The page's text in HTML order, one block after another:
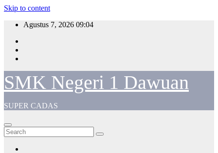
Skip to content
Agustus 7, 2026 09:04
SMK Negeri 1 Dawuan
SUPER CADAS